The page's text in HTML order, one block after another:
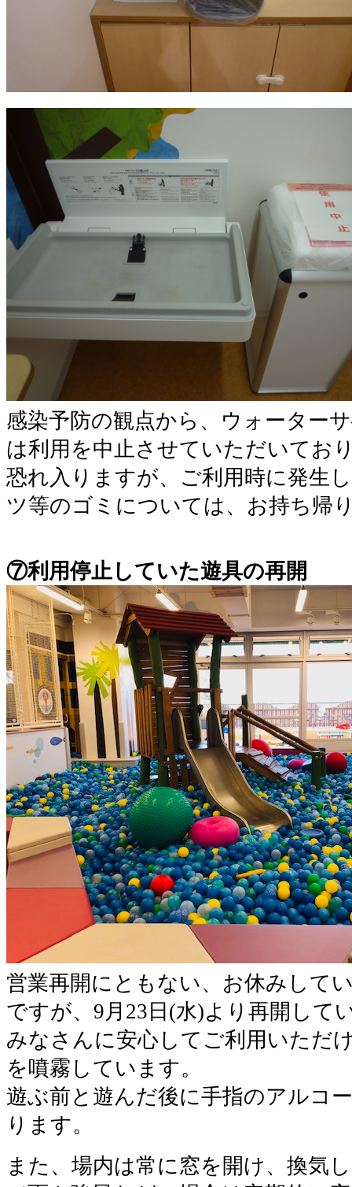
感染予防の観点から、ウォーター
は利用を中止させていただいてお
恐れ入りますが、ご利用時に発生
ツ等のゴミについては、お持ち帰
⑦利用停止していた遊具の再開
営業再開にともない、お休みして
ですが、9月23日(水)より再開して
みなさんに安心してご利用いただ
を噴霧しています。
遊ぶ前と遊んだ後に手指のアルコ
ります。
また、場内は常に窓を開け、換気